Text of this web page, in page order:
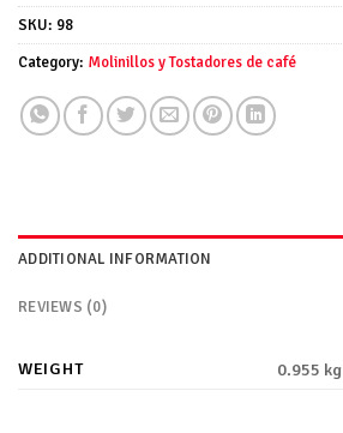
SKU: 98
Category: Molinillos y Tostadores de café
ADDITIONAL INFORMATION
REVIEWS (0)
WEIGHT 0.955 kg